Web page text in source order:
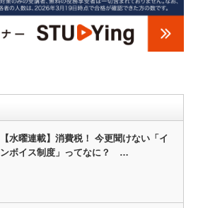
【水曜連載】消費税！ 今更聞けない「イ
ンボイス制度」ってなに？ …